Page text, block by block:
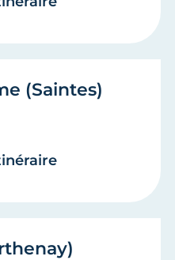
(BAYONNE)
(Saintes)
(SAINTES)
vers